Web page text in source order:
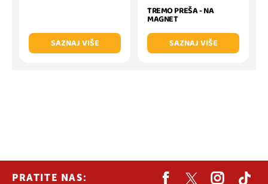
SAZNAJ VIŠE
TREMO PREŠA - NA
MAGNET
SAZNAJ VIŠE
PRATITE NAS: